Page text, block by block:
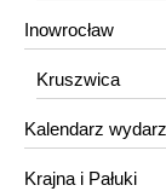
Inowrocław
Kruszwica
Kalendarz
Krajna i Pałuki